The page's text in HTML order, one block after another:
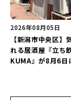
2026年08月05日
【新潟市中央区】
れる居酒屋『立ち
KUMA』が8月6日